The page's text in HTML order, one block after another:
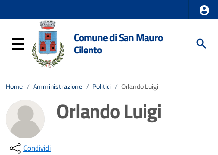
Comune di San Mauro
Cilento
Home / Amministrazione / Politici / Orlando Luigi
Orlando Luigi
Condividi